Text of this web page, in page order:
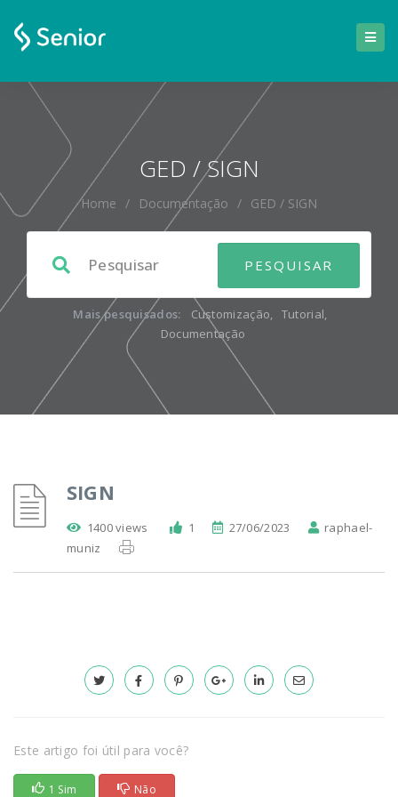
GED / SIGN
Home / Documentação / GED / SIGN
Mais pesquisados: Customização, Tutorial,
Documentação
SIGN
1400 views 1 27/06/2023
raphael-
muniz
Este artigo foi útil para você?
1 Sim Não